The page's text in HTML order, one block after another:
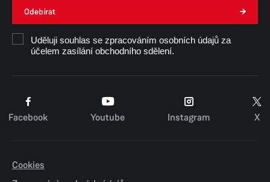
Odebírat
Uděluji souhlas se zpracováním osobních údajů za
účelem zasílání obchodního sdělení.
Facebook Youtube Instagram X
Cookies